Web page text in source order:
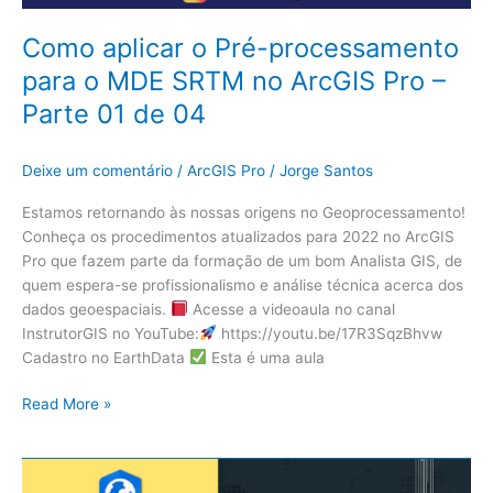
Como aplicar o Pré-processamento
para o MDE SRTM no ArcGIS Pro –
Parte 01 de 04
Deixe um comentário / ArcGIS Pro / Jorge Santos
Estamos retornando às nossas origens no Geoprocessamento!
Conheça os procedimentos atualizados para 2022 no ArcGIS
Pro que fazem parte da formação de um bom Analista GIS, de
quem espera-se profissionalismo e análise técnica acerca dos
dados geoespaciais.
Acesse a videoaula no canal
InstrutorGIS no YouTube:
https://youtu.be/17R3SqzBhvw
Cadastro no EarthData
Esta é uma aula
Read More »